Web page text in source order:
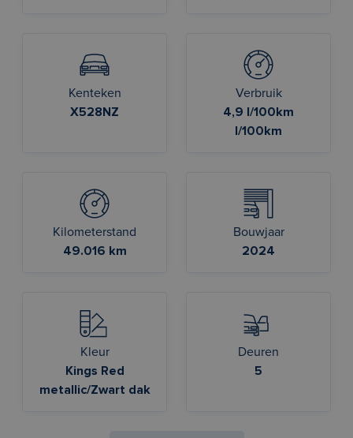
Kenteken
X528NZ
Verbruik
4,9 l/100km
l/100km
Kilometerstand
49.016 km
Bouwjaar
2024
Kleur
Kings Red
metallic/Zwart dak
Deuren
5